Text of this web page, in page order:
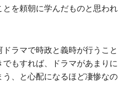
を頼朝に学んだものと思われ
ラマで時政と義時が行うこと
もすれば、ドラマがあまりに
う、と心配になるほど凄惨なの